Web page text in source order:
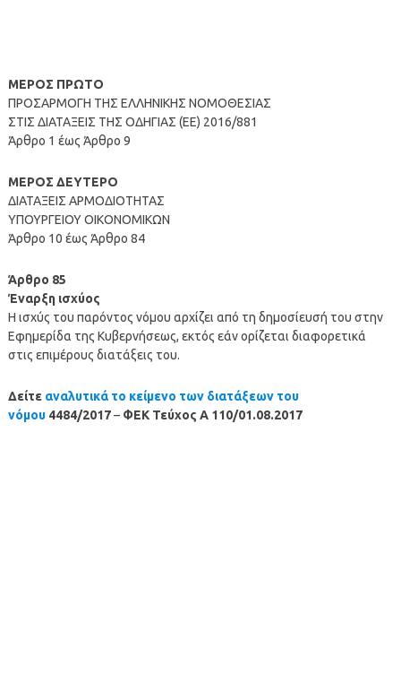
ΜΕΡΟΣ ΠΡΩΤΟ
ΠΡΟΣΑΡΜΟΓΗ ΤΗΣ ΕΛΛΗΝΙΚΗΣ ΝΟΜΟΘΕΣΙΑΣ
ΣΤΙΣ ΔΙΑΤΑΞΕΙΣ ΤΗΣ ΟΔΗΓΙΑΣ (ΕΕ) 2016/881
Άρθρο 1 έως Άρθρο 9
ΜΕΡΟΣ ΔΕΥΤΕΡΟ
ΔΙΑΤΑΞΕΙΣ ΑΡΜΟΔΙΟΤΗΤΑΣ
ΥΠΟΥΡΓΕΙΟΥ ΟΙΚΟΝΟΜΙΚΩΝ
Άρθρο 10 έως Άρθρο 84
Άρθρο 85
Έναρξη ισχύος
Η ισχύς του παρόντος νόμου αρχίζει από τη δημοσίευσή του στην
Εφημερίδα της Κυβερνήσεως, εκτός εάν ορίζεται διαφορετικά
στις επιμέρους διατάξεις του.
Δείτε αναλυτικά το κείμενο των διατάξεων του
νόμου 4484/2017– ΦΕΚ Τεύχος Α 110/01.08.2017